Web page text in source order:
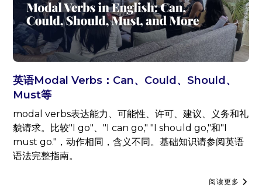
英语Modal Verbs：Can、Could、Should、
Must等
modal verbs表达能力、可能性、许可、建议、义务和礼
貌请求。比较"I go"、"I can go," "I should go,"和"I
must go."，动作相同，含义不同。基础知识请参阅英语
语法完整指南。
阅读更多